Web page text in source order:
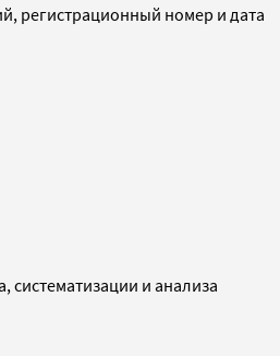
регистрационный номер и дата
и анализа